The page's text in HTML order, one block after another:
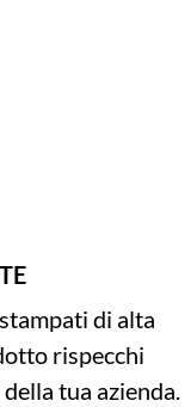
di alta
rispecchi
tua azienda.